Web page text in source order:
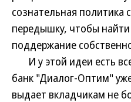
сознательная политика
передышку, чтобы найти
поддержание
И у этой идеи есть
банк "Диалог-Оптим"
выдает вкладчикам не